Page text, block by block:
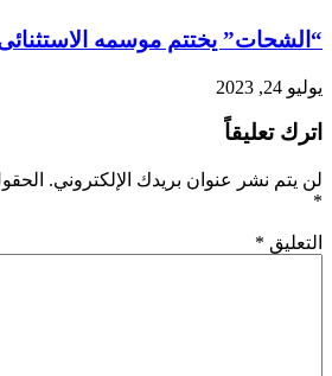
“الشحات” يختتم موسمه
يوليو 24, 2023
اترك تعليقاً
لن يتم نشر عنوان بريدك الإلكتروني.
*
التعليق *